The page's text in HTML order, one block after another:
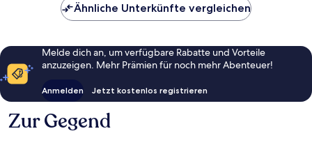
Ähnliche Unterkünfte vergleichen
Melde dich an, um verfügbare Rabatte und Vorteile
anzuzeigen. Mehr Prämien für noch mehr Abenteuer!
Anmelden Jetzt kostenlos registrieren
Zur Gegend